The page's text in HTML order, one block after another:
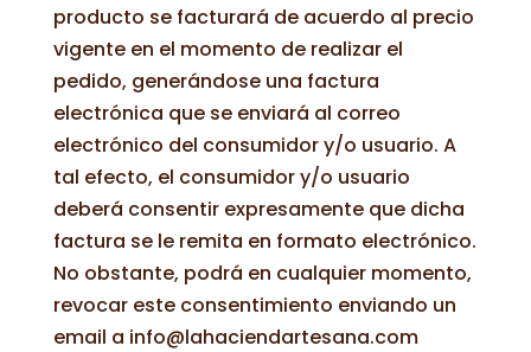
producto se facturará de acuerdo al precio
vigente en el momento de realizar el
pedido, generándose una factura
electrónica que se enviará al correo
electrónico del consumidor y/o usuario. A
tal efecto, el consumidor y/o usuario
deberá consentir expresamente que dicha
factura se le remita en formato electrónico.
No obstante, podrá en cualquier momento,
revocar este consentimiento enviando un
email a info@lahaciendartesana.com